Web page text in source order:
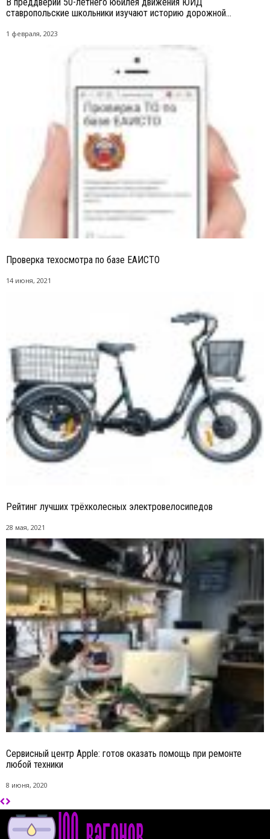
ставропольские школьники изучают историю дорожной...
1 февраля, 2023
Проверка техосмотра по базе ЕАИСТО
14 июня, 2021
Рейтинг лучших трёхколесных электровелосипедов
28 мая, 2021
Сервисный центр Apple: готов оказать помощь при ремонте
любой техники
8 июня, 2020